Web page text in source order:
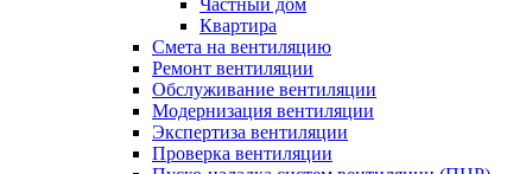
Частный дом
Квартира
Смета на вентиляцию
Ремонт вентиляции
Обслуживание вентиляции
Модернизация вентиляции
Экспертиза вентиляции
Проверка вентиляции